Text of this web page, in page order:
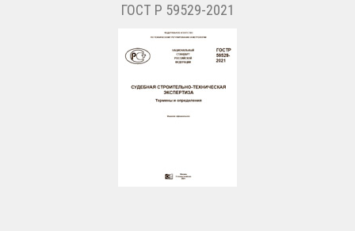
ГОСТ Р 59529-2021